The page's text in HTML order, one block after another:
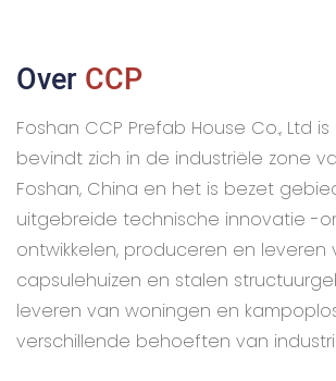
Over CCP
Foshan CCP Prefab House Co., Ltd
bevindt zich in de industriële zone
Foshan, China en het is bezet
uitgebreide technische innovatie -
ontwikkelen, produceren en
capsulehuizen en stalen
leveren van woningen en
verschillende behoeften van